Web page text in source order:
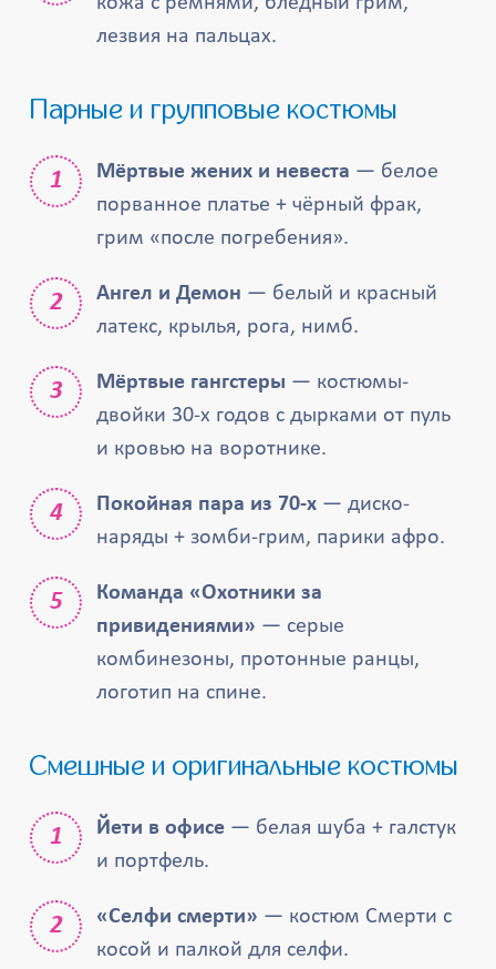
лезвия на пальцах.
Парные и групповые костюмы
Мёртвые жених и невеста — белое
порванное платье + чёрный фрак,
грим «после погребения».
Ангел и Демон — белый и красный
латекс, крылья, рога, нимб.
Мёртвые гангстеры — костюмы-
двойки 30-х годов с дырками от пуль
и кровью на воротнике.
Покойная пара из 70-х — диско-
наряды + зомби-грим, парики афро.
Команда «Охотники за
привидениями» — серые
комбинезоны, протонные ранцы,
логотип на спине.
Смешные и оригинальные костюмы
Йети в офисе — белая шуба + галстук
и портфель.
«Селфи смерти» — костюм Смерти с
косой и палкой для селфи.